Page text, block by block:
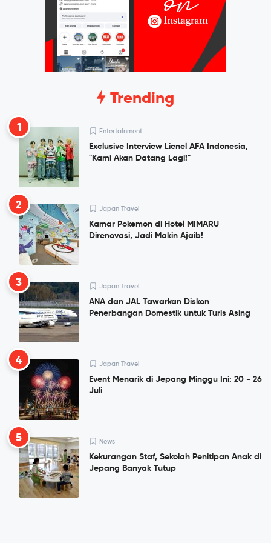
Trending
1 Entertainment
Exclusive Interview Lienel AFA Indonesia,
"Kami Akan Datang Lagi!"
2 Japan Travel
Kamar Pokemon di Hotel MIMARU
Direnovasi, Jadi Makin Ajaib!
3 Japan Travel
ANA dan JAL Tawarkan Diskon
Penerbangan Domestik untuk Turis Asing
4 Japan Travel
Event Menarik di Jepang Minggu Ini: 20 - 26
Juli
5 News
Kekurangan Staf, Sekolah Penitipan Anak di
Jepang Banyak Tutup